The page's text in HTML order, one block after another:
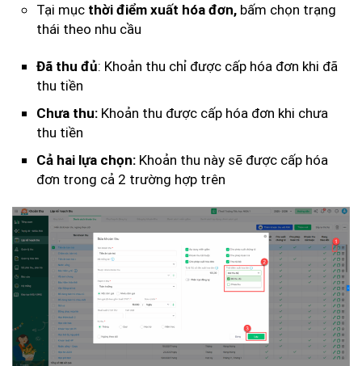
Tại mục thời điểm xuất hóa đơn, bấm chọn trạng
thái theo nhu cầu
Đã thu đủ: Khoản thu chỉ được cấp hóa đơn khi đã
thu tiền
Chưa thu: Khoản thu được cấp hóa đơn khi chưa
thu tiền
Cả hai lựa chọn: Khoản thu này sẽ được cấp hóa
đơn trong cả 2 trường hợp trên